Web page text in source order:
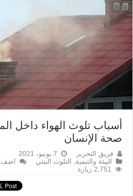
أسباب تلوث الهواء داخل
صحة الإنسان
فريق التحرير
7 يونيو، 2021
البيئة والتنمية, التلوث البيئي
اضف
2,751 زيارة